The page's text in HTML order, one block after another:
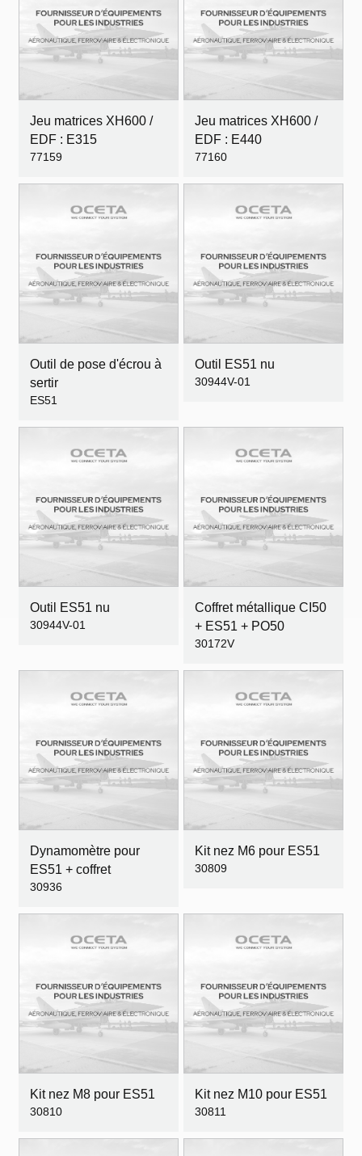
Jeu matrices XH600 /
EDF : E315
77159
Jeu matrices XH600 /
EDF : E440
77160
Outil de pose d'écrou à
sertir
ES51
Outil ES51 nu
30944V-01
Outil ES51 nu
30944V-01
Coffret métallique CI50
+ ES51 + PO50
30172V
Dynamomètre pour
ES51 + coffret
30936
Kit nez M6 pour ES51
30809
Kit nez M8 pour ES51
30810
Kit nez M10 pour ES51
30811